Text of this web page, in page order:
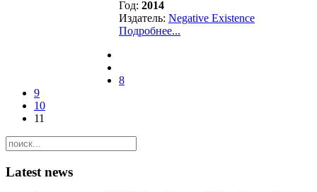
Год: 2014
Издатель: Negative Existence
Подробнее...
8
9
10
11
Latest news